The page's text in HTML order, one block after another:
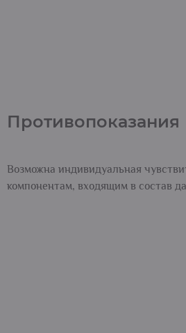
Противопоказания
Возможна индивидуальная
компонентам, входящим в состав